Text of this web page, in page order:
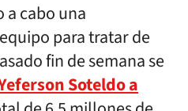
a cabo una
para tratar de
fin de semana se
Soteldo a